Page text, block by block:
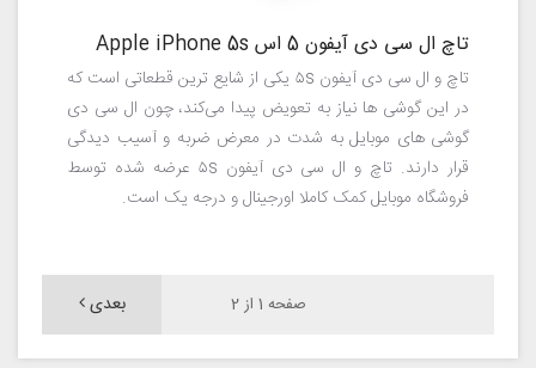
تاچ ال سی دی آیفون 5 اس Apple iPhone 5s
تاچ و ال سی دی آیفون ۵s یکی از شایع ترین قطعاتی است که
در این گوشی ها نیاز به تعویض پیدا می‌کند، چون ال سی دی
گوشی های موبایل به شدت در معرض ضربه و آسیب دیدگی
قرار دارند. تاچ و ال سی دی آیفون ۵s عرضه شده توسط
فروشگاه موبایل کمک کاملا اورجینال و درجه یک است.
صفحه 1 از 2 بعدی